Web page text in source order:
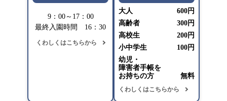
9：00～17：00
最終入園時間 16：30
くわしくはこちらから
大人
600円
高齢者
300円
高校生
200円
小中学生
100円
幼児・
障害者手帳を
お持ちの方
無料
くわしくはこちらから